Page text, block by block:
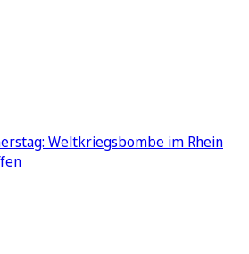
Weltkriegsbombe im Rhein